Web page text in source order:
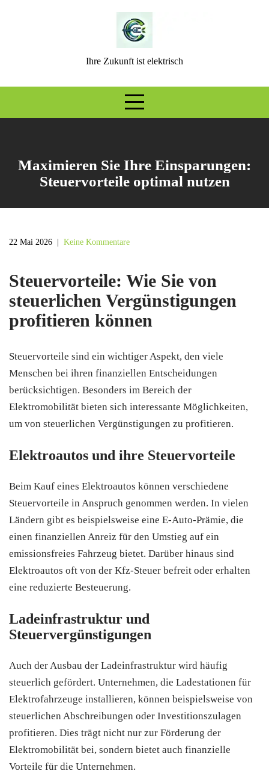
Ihre Zukunft ist elektrisch
Maximieren Sie Ihre Einsparungen:
Steuervorteile optimal nutzen
22 Mai 2026 Keine Kommentare
Steuervorteile: Wie Sie von
steuerlichen Vergünstigungen
profitieren können
Steuervorteile sind ein wichtiger Aspekt, den viele
Menschen bei ihren finanziellen Entscheidungen
berücksichtigen. Besonders im Bereich der
Elektromobilität bieten sich interessante Möglichkeiten,
um von steuerlichen Vergünstigungen zu profitieren.
Elektroautos und ihre Steuervorteile
Beim Kauf eines Elektroautos können verschiedene
Steuervorteile in Anspruch genommen werden. In vielen
Ländern gibt es beispielsweise eine E-Auto-Prämie, die
einen finanziellen Anreiz für den Umstieg auf ein
emissionsfreies Fahrzeug bietet. Darüber hinaus sind
Elektroautos oft von der Kfz-Steuer befreit oder erhalten
eine reduzierte Besteuerung.
Ladeinfrastruktur und
Steuervergünstigungen
Auch der Ausbau der Ladeinfrastruktur wird häufig
steuerlich gefördert. Unternehmen, die Ladestationen für
Elektrofahrzeuge installieren, können beispielsweise von
steuerlichen Abschreibungen oder Investitionszulagen
profitieren. Dies trägt nicht nur zur Förderung der
Elektromobilität bei, sondern bietet auch finanzielle
Vorteile für die Unternehmen.